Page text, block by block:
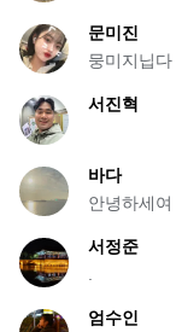
문미진
뭉미지닙다
서진혁
바다
안녕하세여
서정준
엄수인